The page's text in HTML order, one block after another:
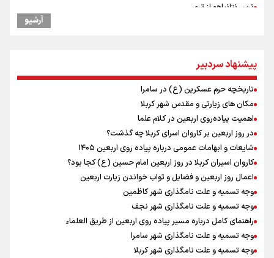
ترس نتانیاهو از ترور
فرود یک بالگرد در بیمارستان رمبام در حیفای اشغالی در پی هلاکت ۲
چه کسی باید قیمت‌ها را تعیین کند؟
بازگشت روان دو میلیون و هشتصد هزار زائر اربعین از مرزهای شش‌گانه
ایران آقای بلامنازع تنگه هرمز
وزیر خارجه مصر: رژیم اسراییل بدون تامین حقوق مشروع مردم فلسطین
امنیت نخواهد داشت
سرپرست خانوار
فیدان: حماس به تعهدات خود عمل کرد، امّا اسرائیل برنامه‌ای برای صلح
ندارد
نشست وزیران خارجه مصر، ترکیه، پاکستان و عربستان با محوریت تحولات
منطقه
آرشیو
پیشنهاد سردبیر
تاریخچه حرم عسکرین (ع) در سامرا
مکان های زیارتی و مقدس شهر کربلا
اهمیت پیاده‌روی اربعین در کلام علما
در روز اربعین بر کاروان اسرای کربلا چه گذشت؟
شایعات و ابهامات عمومی درباره پیاده روی اربعین ۱۴۰۵
کاروان اسیران کربلا در روز اربعین امام حسین (ع) کجا بود؟
اعمال روز اربعین و فضایل و ثواب خواندن زیارت اربعین
وجه تسمیه و علت نامگذاری شهر کاظمین
وجه تسمیه و علت نامگذاری شهر نجف
راهنمای کامل درباره مسیر پیاده روی اربعین از طریق العلماء
وجه تسمیه و علت نامگذاری شهر سامرا
وجه تسمیه و علت نامگذاری شهر کربلا